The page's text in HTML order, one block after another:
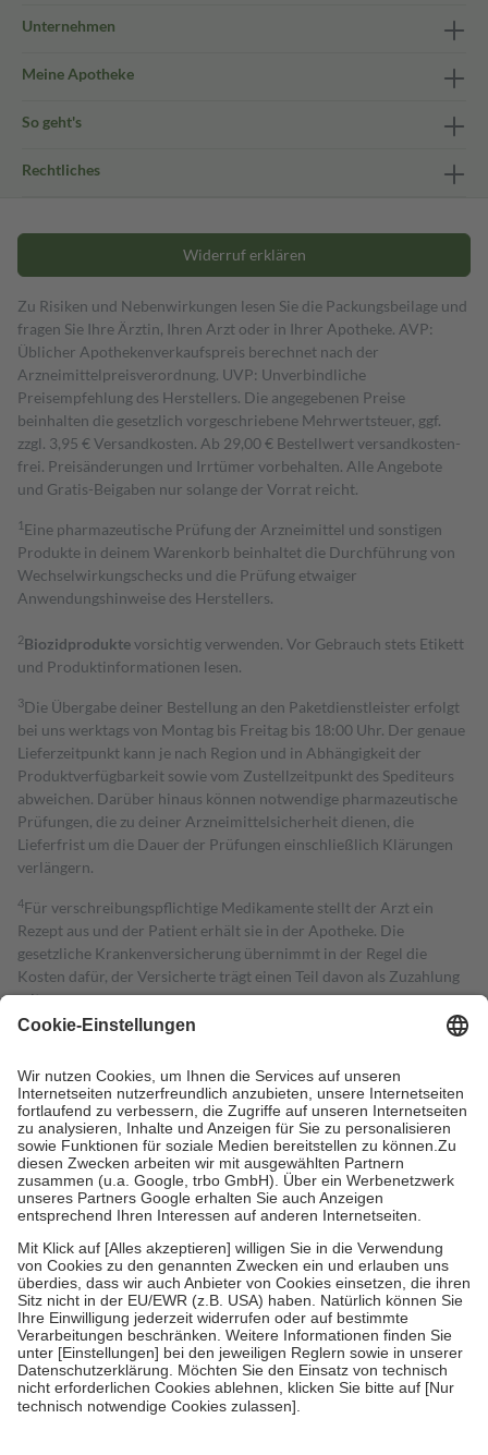
Unternehmen
Meine Apotheke
So geht's
Rechtliches
Widerruf erklären
Zu Risiken und Nebenwirkungen lesen Sie die Packungsbeilage und
fragen Sie Ihre Ärztin, Ihren Arzt oder in Ihrer Apotheke. AVP:
Üblicher Apothekenverkaufspreis berechnet nach der
Arzneimittelpreisverordnung. UVP: Unverbindliche
Preisempfehlung des Herstellers. Die angegebenen Preise
beinhalten die gesetzlich vorgeschriebene Mehrwertsteuer, ggf.
zzgl. 3,95 € Versandkosten. Ab 29,00 € Bestell­wert versand­kosten­
frei. Preisänderungen und Irrtümer vorbehalten. Alle Angebote
und Gratis-Beigaben nur solange der Vorrat reicht.
1 Eine pharmazeutische Prüfung der Arzneimittel und sonstigen
Produkte in deinem Warenkorb beinhaltet die Durchführung von
Wechselwirkungschecks und die Prüfung etwaiger
Anwendungshinweise des Herstellers.
2Biozidproduktevorsichtig verwenden. Vor Gebrauch stets Etikett
und Produktinformationen lesen.
3Die Übergabe deiner Bestellung an den Paketdienstleister erfolgt
bei uns werktags von Montag bis Freitag bis 18:00 Uhr. Der genaue
Lieferzeitpunkt kann je nach Region und in Abhängigkeit der
Produktverfügbarkeit sowie vom Zustellzeitpunkt des Spediteurs
abweichen. Darüber hinaus können notwendige pharmazeutische
Prüfungen, die zu deiner Arzneimittelsicherheit dienen, die
Lieferfrist um die Dauer der Prüfungen einschließlich Klärungen
verlängern.
4Für verschreibungspflichtige Medikamente stellt der Arzt ein
Rezept aus und der Patient erhält sie in der Apotheke. Die
gesetzliche Krankenversicherung übernimmt in der Regel die
Kosten dafür, der Versicherte trägt einen Teil davon als Zuzahlung
mit.
Grundsätzlich leisten Mitglieder Zuzahlungen in Höhe von zehn
höchstens zehn Euro.
Es sind jedoch nie mehr als die tatsächlichen
Kosten der Leistung zu entrichten.
Diese Regeln gelten grundsätzlich auch für Online-Apotheken.
Bei Heilmitteln und häuslicher Krankenpflege beträgt die
Zuzahlung zehn Prozent der Kosten sowie zehn Euro je
Verordnung.
Um das Engagement der Versicherten für ihre eigene Gesundheit zu
stärken und die besondere Stellung der Familie zu unterstützen,
fallenkeine Zuzahlungenan bei:
• Kindern und Jugendlichen bis zum vollendeten 18. Lebensjahr
mit Ausnahme der Fahrkosten
• Untersuchungen zur Vorsorge und Früherkennung, die von der
GKV getragen werden
• empfohlenen Schutzimpfungen
• Harn- und Blutteststreifen